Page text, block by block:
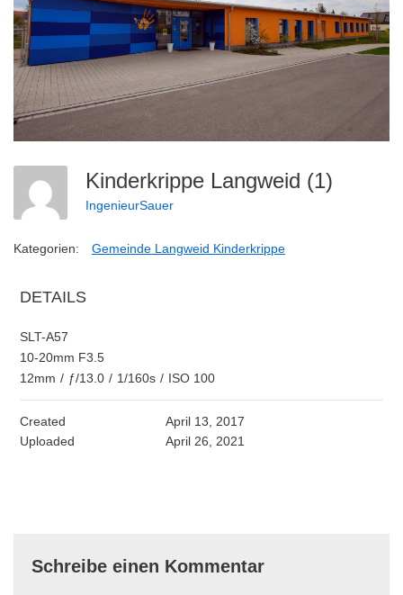
Kinderkrippe Langweid (1)
IngenieurSauer
Kategorien: Gemeinde Langweid Kinderkrippe
DETAILS
SLT-A57
10-20mm F3.5
12mm / ƒ/13.0 / 1/160s / ISO 100
Created
April 13, 2017
Uploaded
April 26, 2021
Schreibe einen Kommentar